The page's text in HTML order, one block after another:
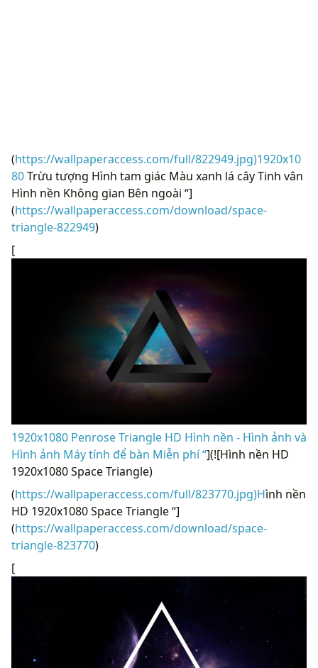
(https://wallpaperaccess.com/full/822949.jpg)1920x10
80Trừu tượng Hình tam giác Màu xanh lá cây Tinh vân
Hình nền Không gian Bên ngoài “]
(https://wallpaperaccess.com/download/space-
triangle-822949)
[
1920x1080 Penrose Triangle HD Hình nền - Hình ảnh và
Hình ảnh Máy tính để bàn Miễn phí “](![Hình nền HD
1920x1080 Space Triangle)
(https://wallpaperaccess.com/full/823770.jpg)Hình nền
HD 1920x1080 Space Triangle “]
(https://wallpaperaccess.com/download/space-
triangle-823770)
[